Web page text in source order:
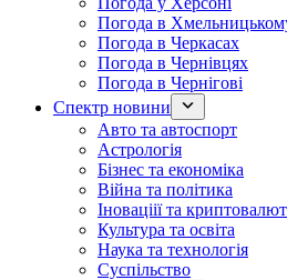
Погода в
Погода в Черкасах
Погода в Чернівцях
Погода в Чернігові
Спектр новини
Авто та автоспорт
Астрологія
Бізнес та економіка
Війна та політика
Іноваціії та
Культура та освіта
Наука та технологія
Суспільство